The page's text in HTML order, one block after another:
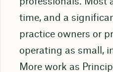
time, and a
practice owners or
operating as small,
More work as